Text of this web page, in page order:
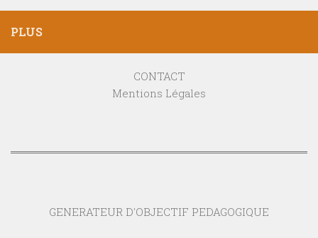
PLUS
CONTACT
Mentions Légales
GENERATEUR D'OBJECTIF PEDAGOGIQUE